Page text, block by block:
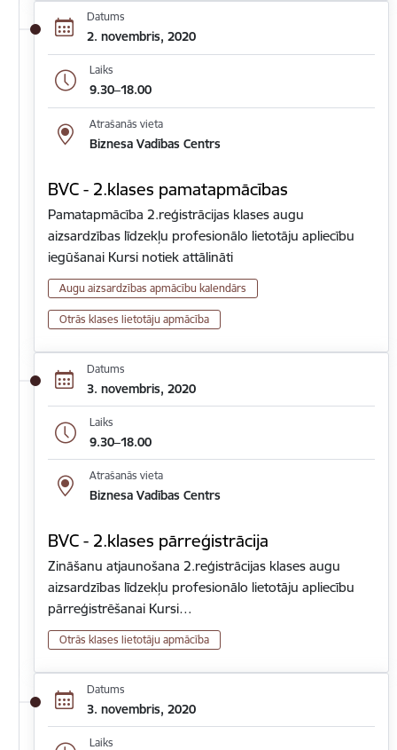
Datums
2. novembris, 2020
Laiks
9.30–18.00
Atrašanās vieta
Biznesa Vadības Centrs
BVC - 2.klases pamatapmācības
Pamatapmācība 2.reģistrācijas klases augu
aizsardzības līdzekļu profesionālo lietotāju apliecību
iegūšanai Kursi notiek attālināti
Augu aizsardzības apmācību kalendārs
Otrās klases lietotāju apmācība
Datums
3. novembris, 2020
Laiks
9.30–18.00
Atrašanās vieta
Biznesa Vadības Centrs
BVC - 2.klases pārreģistrācija
Zināšanu atjaunošana 2.reģistrācijas klases augu
aizsardzības līdzekļu profesionālo lietotāju apliecību
pārreģistrēšanai Kursi…
Otrās klases lietotāju apmācība
Datums
3. novembris, 2020
Laiks